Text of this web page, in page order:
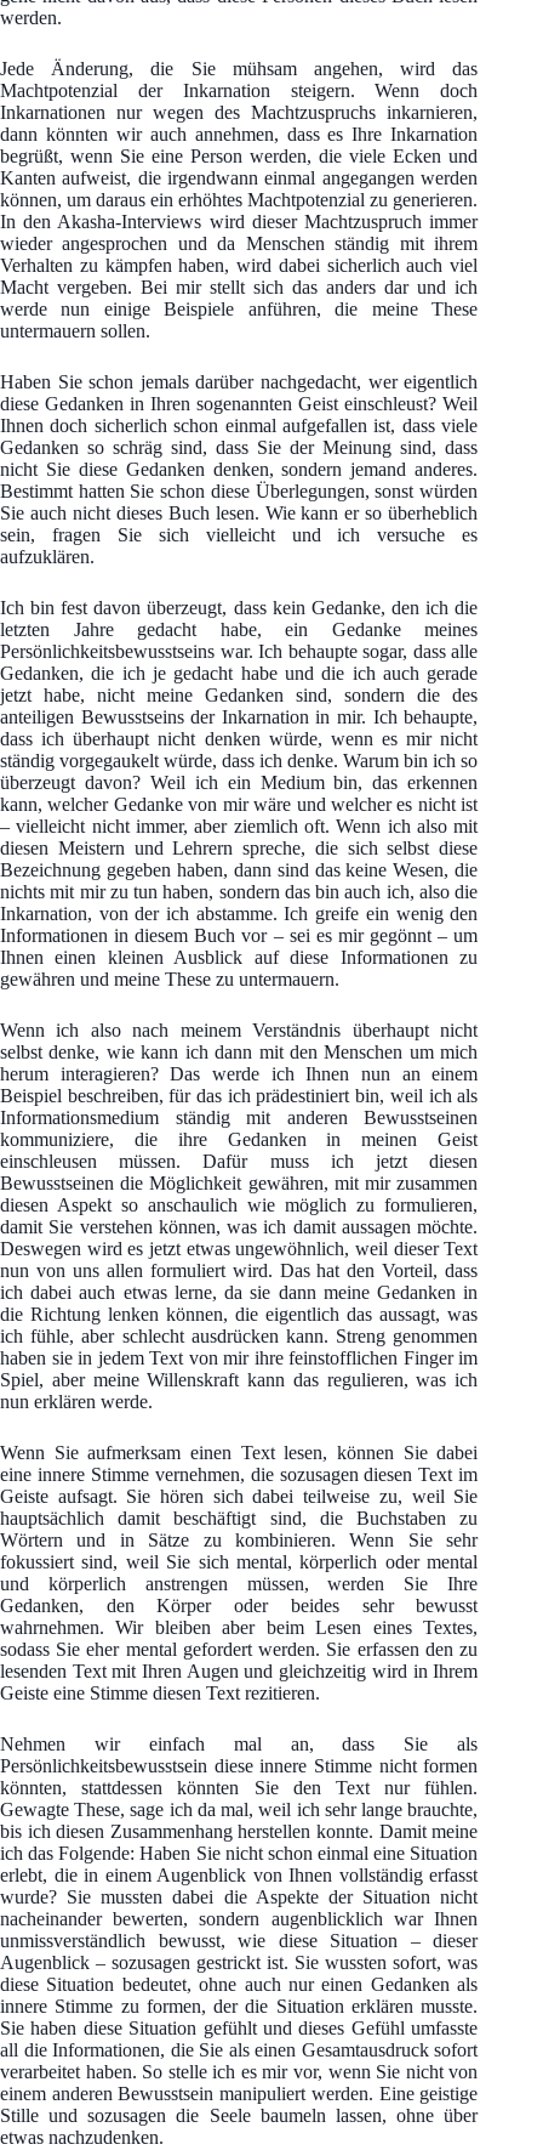
werden.
Jede Änderung, die Sie mühsam angehen, wird das
Machtpotenzial der Inkarnation steigern. Wenn doch
Inkarnationen nur wegen des Machtzuspruchs inkarnieren,
dann könnten wir auch annehmen, dass es Ihre Inkarnation
begrüßt, wenn Sie eine Person werden, die viele Ecken und
Kanten aufweist, die irgendwann einmal angegangen werden
können, um daraus ein erhöhtes Machtpotenzial zu generieren.
In den Akasha-Interviews wird dieser Machtzuspruch immer
wieder angesprochen und da Menschen ständig mit ihrem
Verhalten zu kämpfen haben, wird dabei sicherlich auch viel
Macht vergeben. Bei mir stellt sich das anders dar und ich
werde nun einige Beispiele anführen, die meine These
untermauern sollen.
Haben Sie schon jemals darüber nachgedacht, wer eigentlich
diese Gedanken in Ihren sogenannten Geist einschleust? Weil
Ihnen doch sicherlich schon einmal aufgefallen ist, dass viele
Gedanken so schräg sind, dass Sie der Meinung sind, dass
nicht Sie diese Gedanken denken, sondern jemand anderes.
Bestimmt hatten Sie schon diese Überlegungen, sonst würden
Sie auch nicht dieses Buch lesen. Wie kann er so überheblich
sein, fragen Sie sich vielleicht und ich versuche es
aufzuklären.
Ich bin fest davon überzeugt, dass kein Gedanke, den ich die
letzten Jahre gedacht habe, ein Gedanke meines
Persönlichkeitsbewusstseins war. Ich behaupte sogar, dass alle
Gedanken, die ich je gedacht habe und die ich auch gerade
jetzt habe, nicht meine Gedanken sind, sondern die des
anteiligen Bewusstseins der Inkarnation in mir. Ich behaupte,
dass ich überhaupt nicht denken würde, wenn es mir nicht
ständig vorgegaukelt würde, dass ich denke. Warum bin ich so
überzeugt davon? Weil ich ein Medium bin, das erkennen
kann, welcher Gedanke von mir wäre und welcher es nicht ist
– vielleicht nicht immer, aber ziemlich oft. Wenn ich also mit
diesen Meistern und Lehrern spreche, die sich selbst diese
Bezeichnung gegeben haben, dann sind das keine Wesen, die
nichts mit mir zu tun haben, sondern das bin auch ich, also die
Inkarnation, von der ich abstamme. Ich greife ein wenig den
Informationen in diesem Buch vor – sei es mir gegönnt – um
Ihnen einen kleinen Ausblick auf diese Informationen zu
gewähren und meine These zu untermauern.
Wenn ich also nach meinem Verständnis überhaupt nicht
selbst denke, wie kann ich dann mit den Menschen um mich
herum interagieren? Das werde ich Ihnen nun an einem
Beispiel beschreiben, für das ich prädestiniert bin, weil ich als
Informationsmedium ständig mit anderen Bewusstseinen
kommuniziere, die ihre Gedanken in meinen Geist
einschleusen müssen. Dafür muss ich jetzt diesen
Bewusstseinen die Möglichkeit gewähren, mit mir zusammen
diesen Aspekt so anschaulich wie möglich zu formulieren,
damit Sie verstehen können, was ich damit aussagen möchte.
Deswegen wird es jetzt etwas ungewöhnlich, weil dieser Text
nun von uns allen formuliert wird. Das hat den Vorteil, dass
ich dabei auch etwas lerne, da sie dann meine Gedanken in
die Richtung lenken können, die eigentlich das aussagt, was
ich fühle, aber schlecht ausdrücken kann. Streng genommen
haben sie in jedem Text von mir ihre feinstofflichen Finger im
Spiel, aber meine Willenskraft kann das regulieren, was ich
nun erklären werde.
Wenn Sie aufmerksam einen Text lesen, können Sie dabei
eine innere Stimme vernehmen, die sozusagen diesen Text im
Geiste aufsagt. Sie hören sich dabei teilweise zu, weil Sie
hauptsächlich damit beschäftigt sind, die Buchstaben zu
Wörtern und in Sätze zu kombinieren. Wenn Sie sehr
fokussiert sind, weil Sie sich mental, körperlich oder mental
und körperlich anstrengen müssen, werden Sie Ihre
Gedanken, den Körper oder beides sehr bewusst
wahrnehmen. Wir bleiben aber beim Lesen eines Textes,
sodass Sie eher mental gefordert werden. Sie erfassen den zu
lesenden Text mit Ihren Augen und gleichzeitig wird in Ihrem
Geiste eine Stimme diesen Text rezitieren.
Nehmen wir einfach mal an, dass Sie als
Persönlichkeitsbewusstsein diese innere Stimme nicht formen
könnten, stattdessen könnten Sie den Text nur fühlen.
Gewagte These, sage ich da mal, weil ich sehr lange brauchte,
bis ich diesen Zusammenhang herstellen konnte. Damit meine
ich das Folgende: Haben Sie nicht schon einmal eine Situation
erlebt, die in einem Augenblick von Ihnen vollständig erfasst
wurde? Sie mussten dabei die Aspekte der Situation nicht
nacheinander bewerten, sondern augenblicklich war Ihnen
unmissverständlich bewusst, wie diese Situation – dieser
Augenblick – sozusagen gestrickt ist. Sie wussten sofort, was
diese Situation bedeutet, ohne auch nur einen Gedanken als
innere Stimme zu formen, der die Situation erklären musste.
Sie haben diese Situation gefühlt und dieses Gefühl umfasste
all die Informationen, die Sie als einen Gesamtausdruck sofort
verarbeitet haben. So stelle ich es mir vor, wenn Sie nicht von
einem anderen Bewusstsein manipuliert werden. Eine geistige
Stille und sozusagen die Seele baumeln lassen, ohne über
etwas nachzudenken.